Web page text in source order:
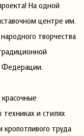
На одной
центре им.
творчества
Федерации.
и стилях
труда